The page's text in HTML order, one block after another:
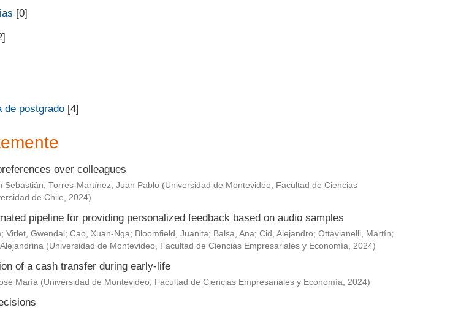
[0]
de postgrado[4]
over colleagues
Sebastián; Torres-Martínez, Juan Pablo (Universidad de Montevideo, Facultad de Ciencias
de Chile, 2024)
pipeline for providing personalized feedback based on audio samples
; Virlet, Gwendal ; Cao, Xuan-Nga; Bloomfield, Juanita; Balsa, Ana; Cid, Alejandro; Ottavianelli, Martín;
(Universidad de Montevideo, Facultad de Ciencias Empresariales y Economía, 2024)
of a cash transfer during early-life
María (Universidad de Montevideo, Facultad de Ciencias Empresariales y Economía, 2024)